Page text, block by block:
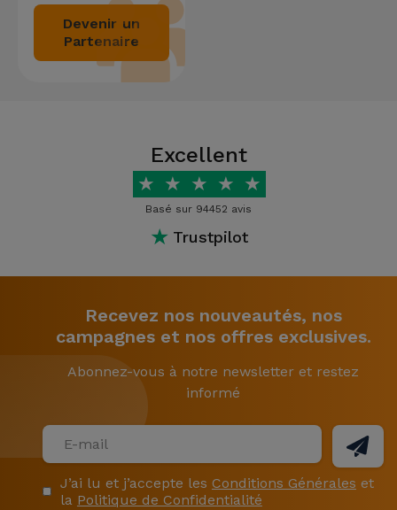
Devenir un
Partenaire
Excellent
★ ★ ★ ★ ★
Basé sur 94452 avis
★ Trustpilot
Recevez nos nouveautés, nos
campagnes et nos offres exclusives.
Abonnez-vous à notre newsletter et restez
informé
J’ai lu et j’accepte les Conditions Générales et
la Politique de Confidentialité